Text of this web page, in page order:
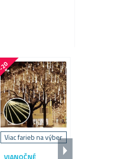
-
2
0
%
Viac farieb na výber
VIANOČNÉ